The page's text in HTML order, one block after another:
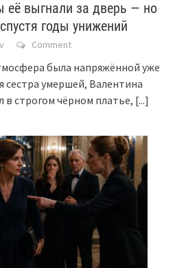
её выгнали за дверь — но
годы унижений
Comment
была напряжённой уже
сестра умершей, Валентина
в строгом чёрном платье, [...]